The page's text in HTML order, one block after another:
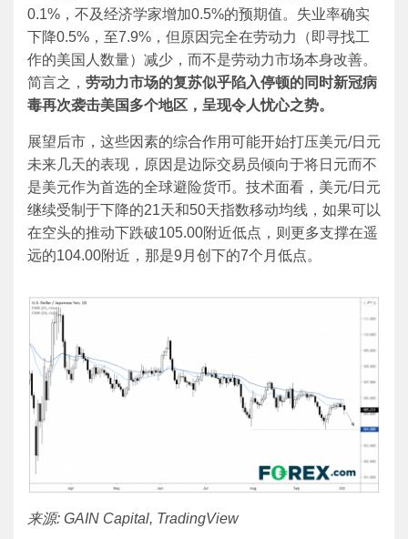
0.1%，不及经济学家增加0.5%的预期值。失业率确实
下降0.5%，至7.9%，但原因完全在劳动力（即寻找工
作的美国人数量）减少，而不是劳动力市场本身改善。
简言之， 劳动力市场的复苏似乎陷入停顿的同时新冠病
毒再次袭击美国多个地区，呈现令人忧心之势。
展望后市，这些因素的综合作用可能开始打压美元/日元
未来几天的表现，原因是边际交易员倾向于将日元而不
是美元作为首选的全球避险货币。技术面看，美元/日元
继续受制于下降的21天和50天指数移动均线，如果可以
在空头的推动下跌破105.00附近低点，则更多支撑在遥
远的104.00附近，那是9月创下的7个月低点。
来源: GAIN Capital, TradingView